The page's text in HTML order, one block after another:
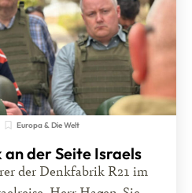
Europa & Die Welt
der Seite Israels
der Denkfabrik R21 im